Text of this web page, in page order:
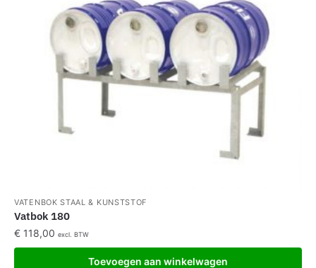
VATENBOK STAAL & KUNSTSTOF
Vatbok 180
€ 118,00 excl. BTW
Toevoegen aan winkelwagen